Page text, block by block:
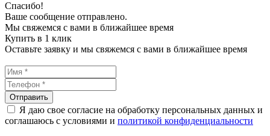
Спасибо!
Ваше сообщение отправлено.
Мы свяжемся с вами в ближайшее время
Купить в 1 клик
Оставьте заявку и мы свяжемся с вами в ближайшее время
Я даю свое согласие на обработку персональных данных и
соглашаюсь с условиями и политикой конфиденциальности